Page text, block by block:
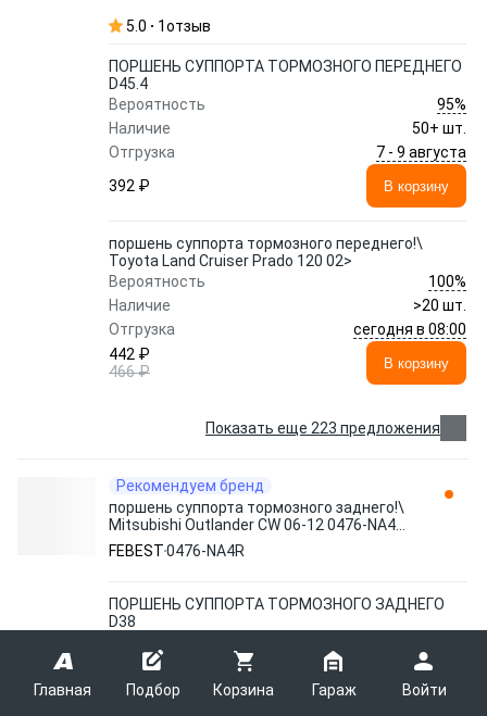
Главная Подбор Корзина Гараж Войти
5.0 1отзыв
ПОРШЕНЬ СУППОРТА ТОРМОЗНОГО ПЕРЕДНЕГО
D45.4
Вероятность
95%
Наличие
50+ шт.
Отгрузка
7 - 9 августа
392 ₽
В корзину
поршень суппорта тормозного переднего!\
Toyota Land Cruiser Prado 120 02>
Вероятность
100%
Наличие
>20 шт.
Отгрузка
сегодня в 08:00
442 ₽
466 ₽
В корзину
Показать еще 223 предложения
Рекомендуем бренд
поршень суппорта тормозного заднего!\
Mitsubishi Outlander CW 06-12 0476-NA4R
FEBEST
FEBEST0476-NA4R
ПОРШЕНЬ СУППОРТА ТОРМОЗНОГО ЗАДНЕГО
D38
Наличие
50+ шт.
Отгрузка
7 - 9 августа